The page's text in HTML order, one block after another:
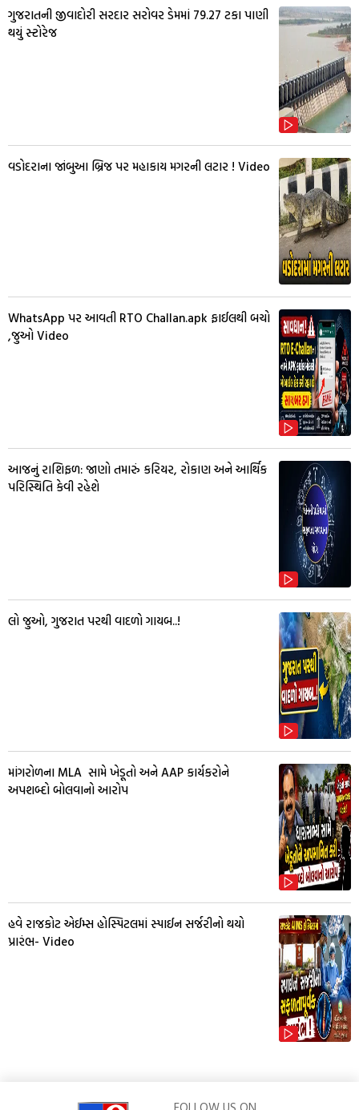
ગુજરાતની જીવાદોરી સરદાર સરોવર ડેમમાં 79.27 ટકા પાણી
થયું સ્ટોરેજ
વડોદરાના જાંબુઆ બ્રિજ પર મહાકાય મગરની લટાર ! Video
WhatsApp પર આવતી RTO Challan.apk ફાઈલથી બચો
,જુઓ Video
આજનું રાશિફળ: જાણો તમારું કરિયર, રોકાણ અને આર્થિક
પરિસ્થિતિ કેવી રહેશે
લો જુઓ, ગુજરાત પરથી વાદળો ગાયબ..!
માંગરોળના MLA સામે ખેડૂતો અને AAP કાર્યકરોને
અપશબ્દો બોલવાનો આરોપ
હવે રાજકોટ એઈમ્સ હોસ્પિટલમાં સ્પાઈન સર્જરીનો થયો
પ્રારંભ- Video